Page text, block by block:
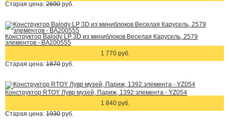
Старая цена: 2690 руб.
Конструктор Balody LP 3D из миниблоков Веселая Карусель, 2579
элементов - BA200555
1 770 руб.
Старая цена: 1870 руб.
Конструктор RTOY Лувр музей, Париж, 1392 элемента - YZ054
1 840 руб.
Старая цена: 1930 руб.